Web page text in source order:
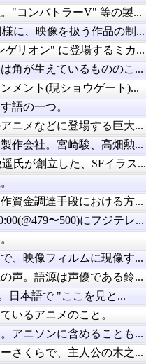
"コンバトラーV" 等の製...
に、映像を扱う作品の制...
ゲリオン" に登場するミカ...
角が生えているもののこ...
メント(現ショウゲート)...
語の一つ。
ニメなどに登場する巨大...
作会社。宮崎駿、高畑勲...
氏が創立した、SFイラス...
資金調達手段における方...
〜500)にフジテレ...
、映像フィルムに現像す...
声。語源は声優である鈴...
日本語で "ここを見と...
いるアニメのこと。
アニソンに含めることも...
さくらで、主人公の木之...